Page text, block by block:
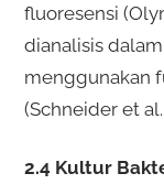
fluoresensi
dianalisis
menggunakan
(Schneider et al.
2.4 Kultur